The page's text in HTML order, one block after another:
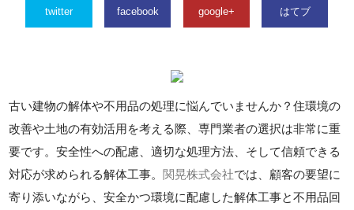
twitter facebook google+ はてブ
古い建物の解体や不用品の処理に悩んでいませんか？住環境の
改善や土地の有効活用を考える際、専門業者の選択は非常に重
要です。安全性への配慮、適切な処理方法、そして信頼できる
対応が求められる解体工事。 関晃株式会社では、顧客の要望に
寄り添いながら、安全かつ環境に配慮した解体工事と不用品回